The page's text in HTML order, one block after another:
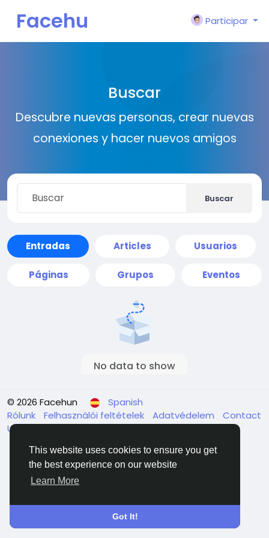
This website uses cookies to ensure you get
the best experience on our website
Learn More
Got It!
Facehu
Participar
Buscar
Descubre nuevas personas, crear nuevas
conexiones y hacer nuevos amigos
Buscar
Entradas Articles Usuarios
Páginas Grupos Eventos
No data to show
© 2026 Facehun
Spanish
Rólunk
Felhasználói feltételek Adatvédelem
Contact
Us